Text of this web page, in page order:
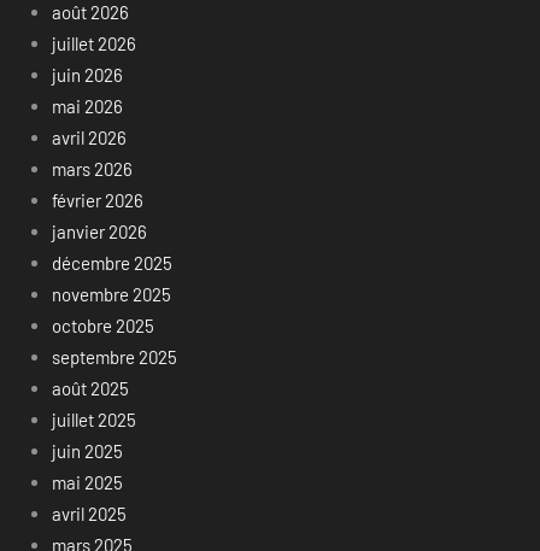
août 2026
juillet 2026
juin 2026
mai 2026
avril 2026
mars 2026
février 2026
janvier 2026
décembre 2025
novembre 2025
octobre 2025
septembre 2025
août 2025
juillet 2025
juin 2025
mai 2025
avril 2025
mars 2025